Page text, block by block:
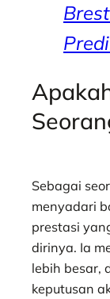
Sebagai
menyadari
prestasi
dirinya. Ia
lebih besar,
keputusan